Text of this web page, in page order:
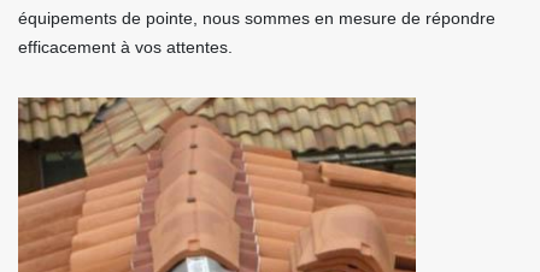
équipements de pointe, nous sommes en mesure de répondre
efficacement à vos attentes.